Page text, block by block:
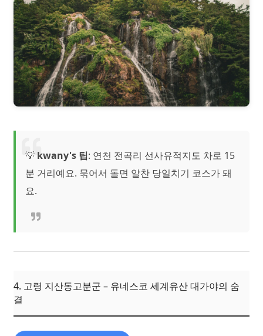
💡 kwany's 팁: 연천 전곡리 선사유적지도 차로 15
분 거리예요. 묶어서 돌면 알찬 당일치기 코스가 돼
요.
4. 고령 지산동고분군 – 유네스코 세계유산 대가야의 숨
결